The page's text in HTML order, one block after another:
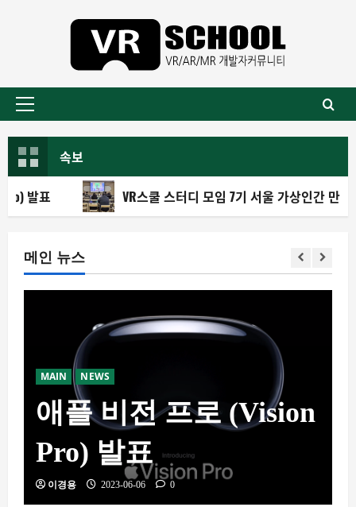
로
가
기
속보
VR스쿨 스터디 모임 7기 서울 가상인간 만들기 첫 모
메인 뉴스
VR스쿨 스터디 모임 7
기 서울 가상인간 만들
기 첫 모임 후기
이경용 2022-12-18 0